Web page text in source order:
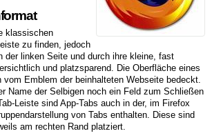
klassischen
zu finden, jedoch
der linken Seite und durch ihre kleine, fast
und platzsparend. Die Oberfläche eines
vom Emblem der beinhalteten Webseite bedeckt.
Name der Selbigen noch ein Feld zum Schließen
Leiste sind App-Tabs auch in der, im Firefox
von Tabs enthalten. Diese sind
am rechten Rand platziert.